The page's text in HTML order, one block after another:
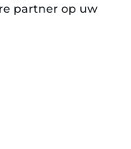
partner op uw